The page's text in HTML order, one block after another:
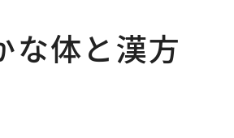
な体と漢方